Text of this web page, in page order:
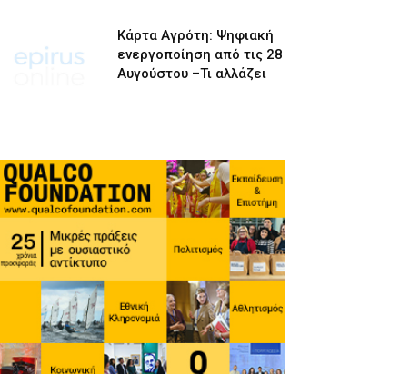
Κάρτα Αγρότη: Ψηφιακή
ενεργοποίηση από τις 28
Αυγούστου –Τι αλλάζει